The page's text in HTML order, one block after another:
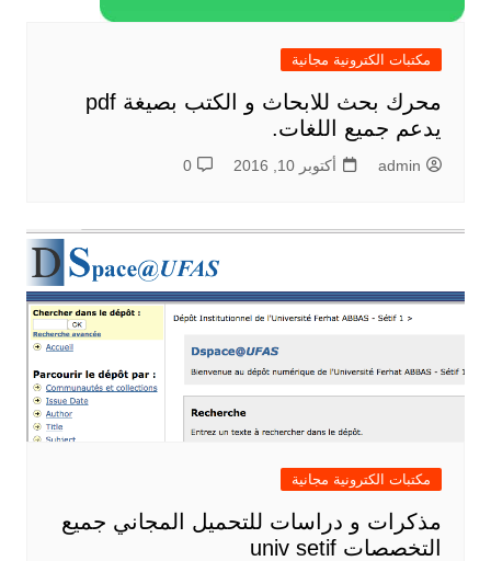
مكتبات الكترونية مجانية
محرك بحث للابحاث و الكتب بصيغة pdf
يدعم جميع اللغات.
admin أكتوبر 10, 2016 0
مكتبات الكترونية مجانية
مذكرات و دراسات للتحميل المجاني جميع
التخصصات univ setif